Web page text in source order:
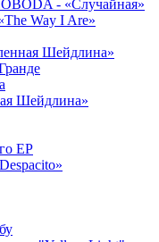
- «Случайная»
Way I Are»
Шейдлина»
Шейдлина»
EP